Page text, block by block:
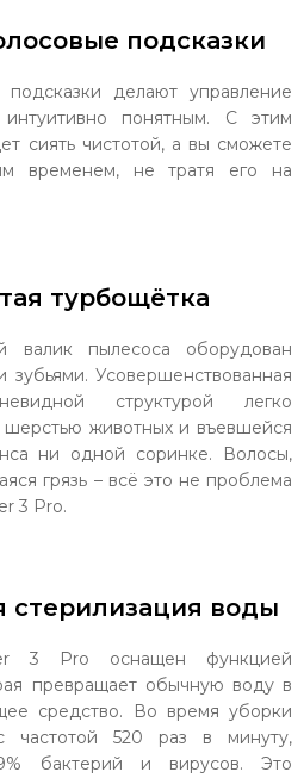
подсказки
подсказки делают управление
понятным. С этим
сиять чистотой, а вы сможете
временем, не тратя его на
турбощётка
валик пылесоса оборудован
Усовершенствованная
структурой легко
шерстью животных и въевшейся
ни одной соринке. Волосы,
грязь – всё это не проблема
3 Pro.
стерилизация воды
3 Pro оснащен функцией
превращает обычную воду в
средство. Во время уборки
частотой 520 раз в минуту,
бактерий и вирусов. Это